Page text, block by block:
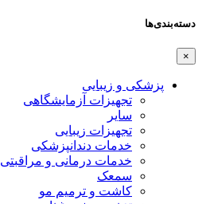
دسته‌بندی‌ها
×
پزشکی و زیبایی
تجهیزات آزمایشگاهی
سایر
تجهیزات زیبایی
خدمات دندانپزشکی
خدمات درمانی و مراقبتی
سمعک
کاشت و ترمیم مو